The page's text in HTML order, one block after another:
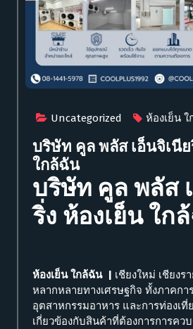
Uncategorized ห้องเย็น
บริษัท คูล พลัส เอ็นจิเนีย
ใกล้ฉัน
บริษัท คูล พลัส
ริ่ง ห้องเย็น ใก
ห้องเย็น ใกล้ฉัน | เชียงใหม่ เชียงร
หลากหลายทางเศรษฐกิจ ทั้งภาคกา
อุตสาหกรรมอาหาร และการท่องเที่
เกี่ยวข้องกับสินค้าที่ต้องการการค